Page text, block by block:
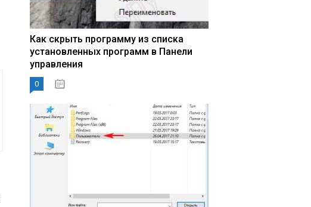
Как скрыть программу из списка
установленных программ в Панели
управления
0